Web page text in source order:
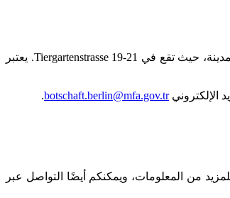
يقع العنوان الجديد للسفارة التركية في برلين في: Tiergartenstrasse 19-21, 10785 برلين، ألمانيا. حيث تمتلك السفارة التركية في برلين عنوانًا مميزًا في قلب المدينة، حيث تقع في Tiergartenstrasse 19-21. يعتبر
الإلكترونيbotschaft.berlin@mfa.gov.tr
.
السفارة التركية في ألمانيا من الاثنين إلى الجمعة من الساعة 09:00 صباحًا حتى 02:00 ظهرًا. وأيضًا يمكنكم الاتصال على الرقم: 099 73 83 56 30 0049 للمزيد من المعلومات، ويمكنكم أيضًا التواصل عبر